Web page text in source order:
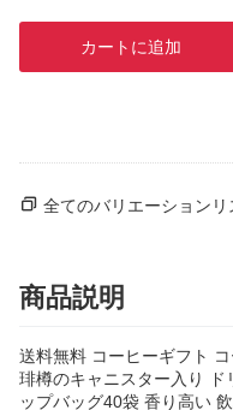
カートに追加
全てのバリエーションリ
商品説明
送料無料 コーヒーギフト
琲樽のキャニスター入り ド
ップバッグ40袋 香り高い